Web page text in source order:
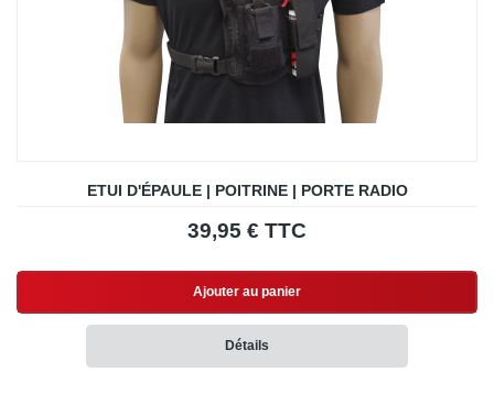
ETUI D'ÉPAULE | POITRINE | PORTE RADIO
39,95 € TTC
Ajouter au panier
Détails